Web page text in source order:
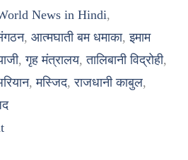
News in Hindi,
, आत्मघाती बम धमाका,इमाम
,गृह मंत्रालय,तालिबानी विद्रोही,
,मस्जिद,राजधानी काबुल,